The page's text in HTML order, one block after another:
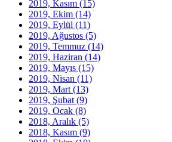
2019, Kasım (15)
2019, Ekim (14)
2019, Eylül (11)
2019, Ağustos (5)
2019, Temmuz (14)
2019, Haziran (14)
2019, Mayıs (15)
2019, Nisan (11)
2019, Mart (13)
2019, Şubat (9)
2019, Ocak (8)
2018, Aralık (5)
2018, Kasım (9)